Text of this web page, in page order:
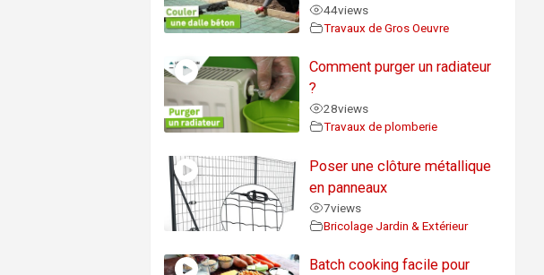
44views
Travaux de Gros Oeuvre
Comment purger un radiateur
?
28views
Travaux de plomberie
Poser une clôture métallique
en panneaux
7views
Bricolage Jardin & Extérieur
Batch cooking facile pour